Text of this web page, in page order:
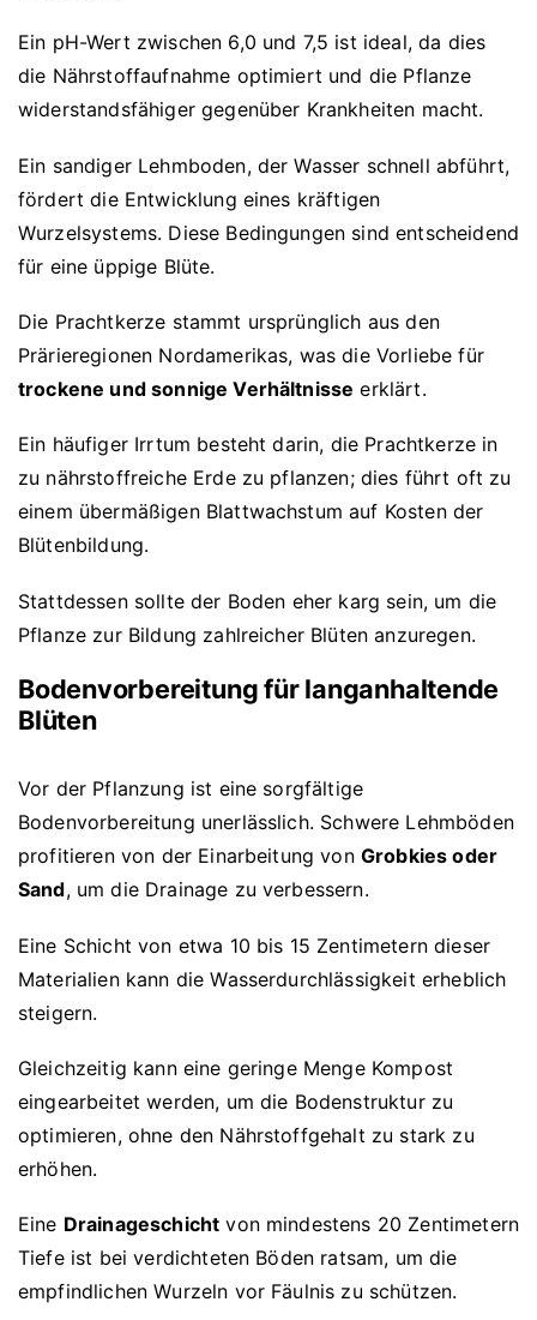
Ein pH-Wert zwischen 6,0 und 7,5 ist ideal, da dies
die Nährstoffaufnahme optimiert und die Pflanze
widerstandsfähiger gegenüber Krankheiten macht.
Ein sandiger Lehmboden, der Wasser schnell abführt,
fördert die Entwicklung eines kräftigen
Wurzelsystems. Diese Bedingungen sind entscheidend
für eine üppige Blüte.
Die Prachtkerze stammt ursprünglich aus den
Prärieregionen Nordamerikas, was die Vorliebe für
trockene und sonnige Verhältnisse erklärt.
Ein häufiger Irrtum besteht darin, die Prachtkerze in
zu nährstoffreiche Erde zu pflanzen; dies führt oft zu
einem übermäßigen Blattwachstum auf Kosten der
Blütenbildung.
Stattdessen sollte der Boden eher karg sein, um die
Pflanze zur Bildung zahlreicher Blüten anzuregen.
Bodenvorbereitung für langanhaltende
Blüten
Vor der Pflanzung ist eine sorgfältige
Bodenvorbereitung unerlässlich. Schwere Lehmböden
profitieren von der Einarbeitung von Grobkies oder
Sand, um die Drainage zu verbessern.
Eine Schicht von etwa 10 bis 15 Zentimetern dieser
Materialien kann die Wasserdurchlässigkeit erheblich
steigern.
Gleichzeitig kann eine geringe Menge Kompost
eingearbeitet werden, um die Bodenstruktur zu
optimieren, ohne den Nährstoffgehalt zu stark zu
erhöhen.
Eine Drainageschicht von mindestens 20 Zentimetern
Tiefe ist bei verdichteten Böden ratsam, um die
empfindlichen Wurzeln vor Fäulnis zu schützen.